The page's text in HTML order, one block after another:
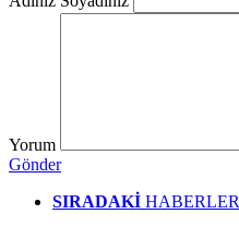
Yorum
Gönder
SIRADAKİ HABERLER